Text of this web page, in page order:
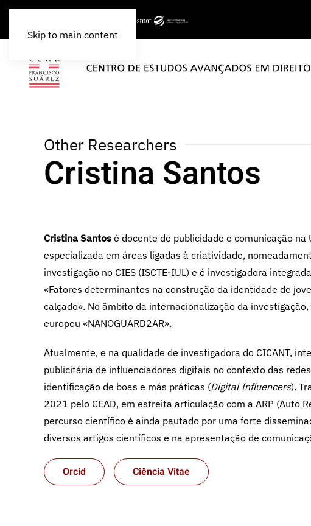
Skip to main content
Other Researchers
Cristina Santos
Cristina Santos é docente de publicidade e comunicação
especializada em áreas ligadas à criatividade,
investigação no CIES (ISCTE-IUL) e é investigadora
«Fatores determinantes na construção da identidade de
calçado». No âmbito da internacionalização da
europeu «NANOGUARD2AR».
Atualmente, e na qualidade de investigadora do CICANT,
publicitária de influenciadores digitais no contexto das
identificação de boas e más práticas (Digital Influencers).
2021 pelo CEAD, em estreita articulação com a ARP (Auto
percurso científico é ainda pautado por uma forte
diversos artigos científicos e na apresentação de
Orcid Ciência Vitae